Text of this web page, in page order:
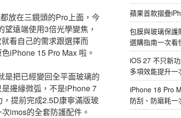
放在三鏡頭的Pro上面，今
遠端使用3倍光學變焦，
看自己的需求跟選擇而
iPhone 15 Pro Max 啦。
是把已經變回全平面玻璃的
邊緣微弧，不是iPhone 7
提前完成2.5D康寧滿版玻
imos的全套防護配件。
蘋果首款摺疊
包膜與玻璃保護
選購指南一次看
iOS 27 不只新
多項效能提升一
iPhone 18 Pro
防刮、防磨耗一